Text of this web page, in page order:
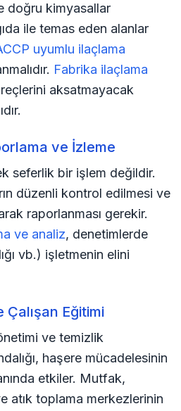
doğru kimyasallar
ile temas eden alanlar
uyumlu ilaçlama
Fabrika ilaçlama
aksatmayacak
ve İzleme
seferlik bir işlem değildir.
düzenli kontrol edilmesi ve
raporlanması gerekir.
ve analiz, denetimlerde
vb.) işletmenin elini
Eğitimi
ve temizlik
haşere mücadelesinin
etkiler. Mutfak,
atık toplama merkezlerinin